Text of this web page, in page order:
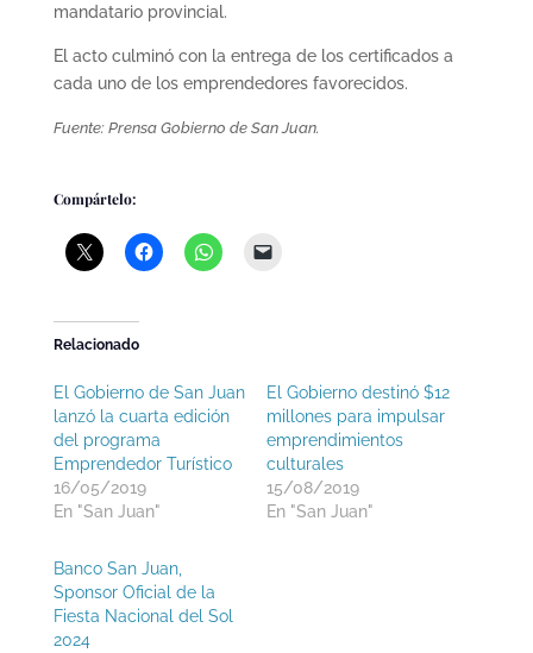
mandatario provincial.
El acto culminó con la entrega de los certificados a
cada uno de los emprendedores favorecidos.
Fuente: Prensa Gobierno de San Juan.
Compártelo:
Relacionado
El Gobierno de San Juan
lanzó la cuarta edición
del programa
Emprendedor Turístico
16/05/2019
En "San Juan"
El Gobierno destinó $12
millones para impulsar
emprendimientos
culturales
15/08/2019
En "San Juan"
Banco San Juan,
Sponsor Oficial de la
Fiesta Nacional del Sol
2024